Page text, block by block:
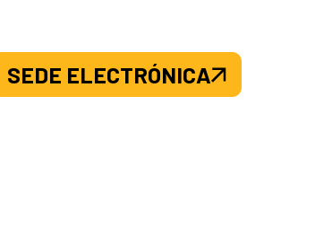
SEDE ELECTRÓNICA